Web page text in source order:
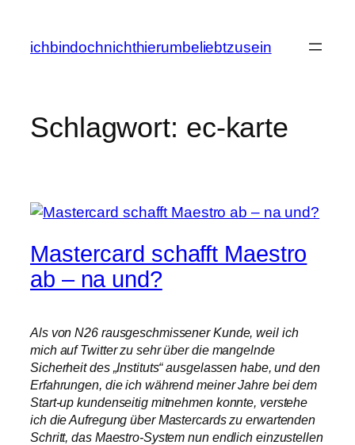
springen
ichbindochnichthierumbeliebtzusein
Schlagwort: ec-karte
Mastercard schafft Maestro
ab – na und?
Als von N26 rausgeschmissener Kunde, weil ich
mich auf Twitter zu sehr über die mangelnde
Sicherheit des „Instituts“ ausgelassen habe, und den
Erfahrungen, die ich während meiner Jahre bei dem
Start-up kundenseitig mitnehmen konnte, verstehe
ich die Aufregung über Mastercards zu erwartenden
Schritt, das Maestro-System nun endlich einzustellen